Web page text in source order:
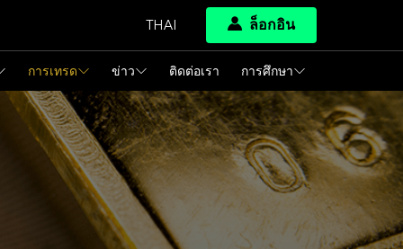
THAI ล็อกอิน
การเทรด ข่าว ติดต่อเรา การศึกษา